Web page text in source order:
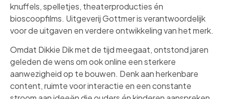
knuffels, spelletjes, theaterproducties én
bioscoopfilms. Uitgeverij Gottmer is verantwoordelijk
voor de uitgaven en verdere ontwikkeling van het merk.
Omdat Dikkie Dik met de tijd meegaat, ontstond jaren
geleden de wens om ook online een sterkere
aanwezigheid op te bouwen. Denk aan herkenbare
content, ruimte voor interactie en een constante